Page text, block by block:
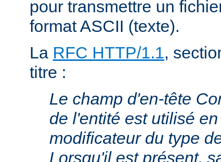
pour transmettre un
format ASCII (texte).
La RFC HTTP/1.1,
titre :
Le champ d'en-tête
de l'entité est utilisé
modificateur du type
Lorsqu'il est présent,